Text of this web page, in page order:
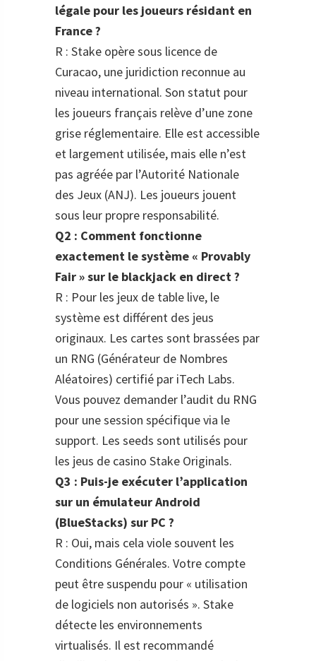
légale pour les joueurs résidant en
France ?
R : Stake opère sous licence de
Curacao, une juridiction reconnue au
niveau international. Son statut pour
les joueurs français relève d’une zone
grise réglementaire. Elle est accessible
et largement utilisée, mais elle n’est
pas agréée par l’Autorité Nationale
des Jeux (ANJ). Les joueurs jouent
sous leur propre responsabilité.
Q2 : Comment fonctionne
exactement le système « Provably
Fair » sur le blackjack en direct ?
R : Pour les jeux de table live, le
système est différent des jeus
originaux. Les cartes sont brassées par
un RNG (Générateur de Nombres
Aléatoires) certifié par iTech Labs.
Vous pouvez demander l’audit du RNG
pour une session spécifique via le
support. Les seeds sont utilisés pour
les jeus de casino Stake Originals.
Q3 : Puis-je exécuter l’application
sur un émulateur Android
(BlueStacks) sur PC ?
R : Oui, mais cela viole souvent les
Conditions Générales. Votre compte
peut être suspendu pour « utilisation
de logiciels non autorisés ». Stake
détecte les environnements
virtualisés. Il est recommandé